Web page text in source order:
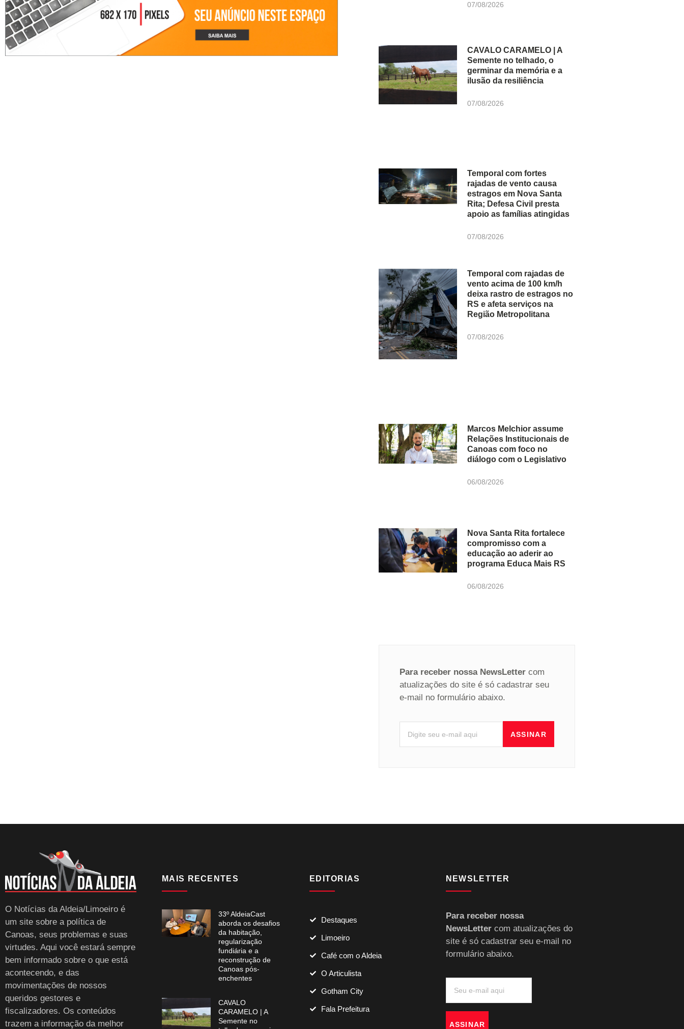
07/08/2026
CAVALO CARAMELO | A
Semente no telhado, o
germinar da memória e a
ilusão da resiliência
07/08/2026
Temporal com fortes
rajadas de vento causa
estragos em Nova Santa
Rita; Defesa Civil presta
apoio as famílias atingidas
07/08/2026
Temporal com rajadas de
vento acima de 100 km/h
deixa rastro de estragos no
RS e afeta serviços na
Região Metropolitana
07/08/2026
Marcos Melchior assume
Relações Institucionais de
Canoas com foco no
diálogo com o Legislativo
06/08/2026
Nova Santa Rita fortalece
compromisso com a
educação ao aderir ao
programa Educa Mais RS
06/08/2026
Para receber nossa NewsLetter com
atualizações do site é só cadastrar seu
e-mail no formulário abaixo.
ASSINAR
O Notícias da Aldeia/Limoeiro é
um site sobre a política de
Canoas, seus problemas e suas
virtudes. Aqui você estará sempre
bem informado sobre o que está
acontecendo, e das
movimentações de nossos
queridos gestores e
fiscalizadores. Os conteúdos
trazem a informação da melhor
MAIS RECENTES
33º AldeiaCast
aborda os desafios
da habitação,
regularização
fundiária e a
reconstrução de
Canoas pós-
enchentes
CAVALO
CARAMELO | A
Semente no
EDITORIAS
Destaques
Limoeiro
Café com o Aldeia
O Articulista
Gotham City
Fala Prefeitura
NEWSLETTER
Para receber nossa
NewsLettercom atualizações do
site é só cadastrar seu e-mail no
formulário abaixo.
ASSINAR